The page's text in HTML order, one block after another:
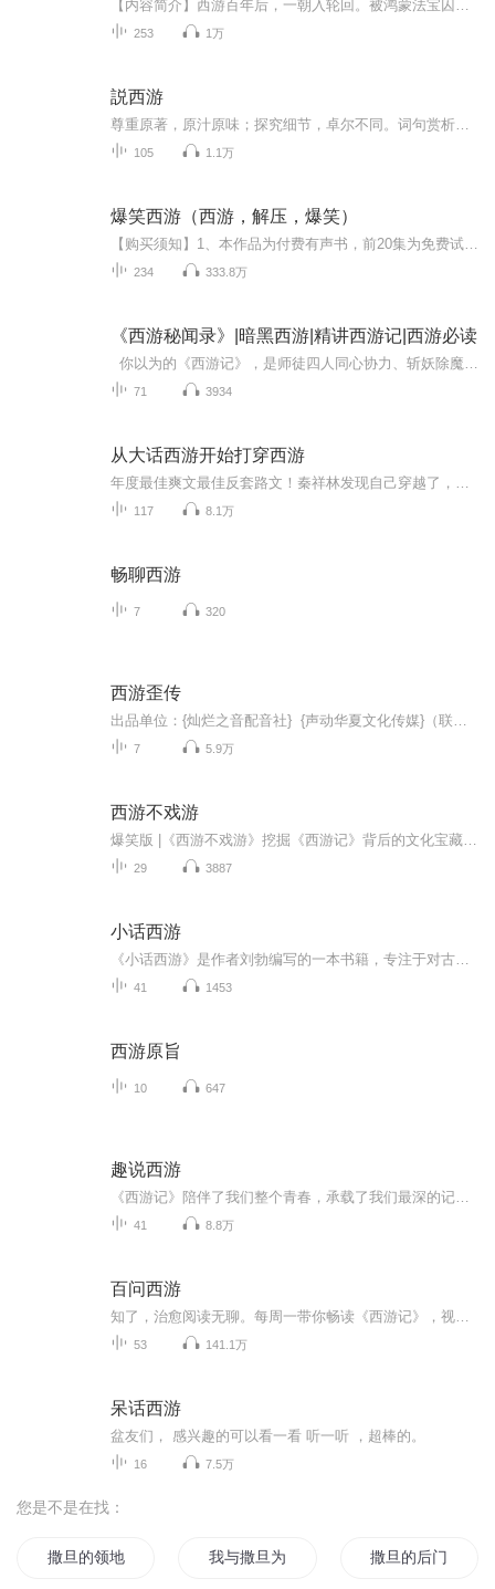
253 1万
説西游
105 1.1万
爆笑西游（西游，解压，爆笑）
234 333.8万
《西游秘闻录》|暗黑西游|精讲西游记|西游必读
71 3934
从大话西游开始打穿西游
117 8.1万
畅聊西游
7 320
西游歪传
7 5.9万
西游不戏游
29 3887
小话西游
41 1453
西游原旨
10 647
趣说西游
41 8.8万
百问西游
53 141.1万
呆话西游
盆友们， 感兴趣的可以看一看 听一听 ，超棒的。
16 7.5万
您是不是在找：
撒旦的领地 我与撒旦为邻 撒旦的后门